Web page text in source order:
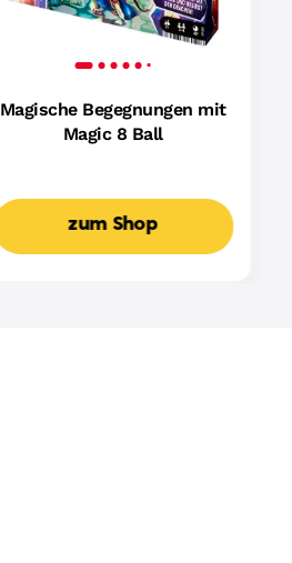
Magische Begegnungen mit
Magic 8 Ball
zum Shop